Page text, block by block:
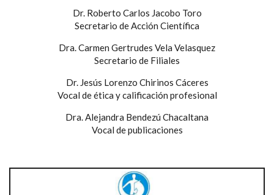
Dr. Roberto Carlos Jacobo Toro
Secretario de Acción Científica
Dra. Carmen Gertrudes Vela Velasquez
Secretario de Filiales
Dr. Jesús Lorenzo Chirinos Cáceres
Vocal de ética y calificación profesional
Dra. Alejandra Bendezú Chacaltana
Vocal de publicaciones